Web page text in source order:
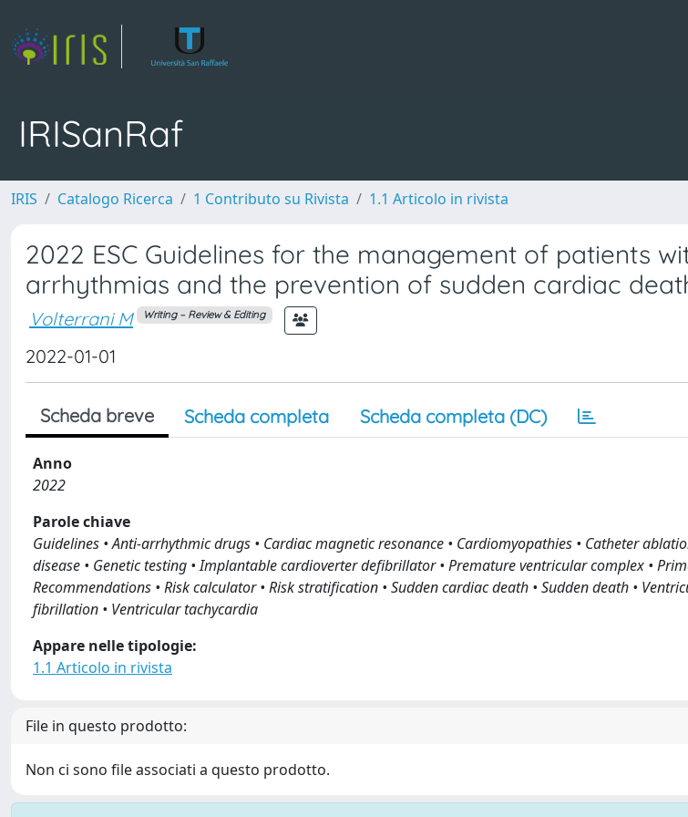
IRISanRaf
IRIS Catalogo Ricerca 1 Contributo su Rivista 1.1 Articolo in rivista
2022 ESC Guidelines for the management of patients
arrhythmias and the prevention of sudden cardiac
Volterrani M Writing – Review & Editing
2022-01-01
Scheda breve Scheda completa Scheda completa (DC)
Anno
2022
Parole chiave
Guidelines • Anti-arrhythmic drugs • Cardiac magnetic resonance • Cardiomyopathies • Catheter
disease • Genetic testing • Implantable cardioverter defibrillator • Premature ventricular complex •
Recommendations • Risk calculator • Risk stratification • Sudden cardiac death • Sudden death •
fibrillation • Ventricular tachycardia
Appare nelle tipologie:
1.1 Articolo in rivista
File in questo prodotto:
Non ci sono file associati a questo prodotto.